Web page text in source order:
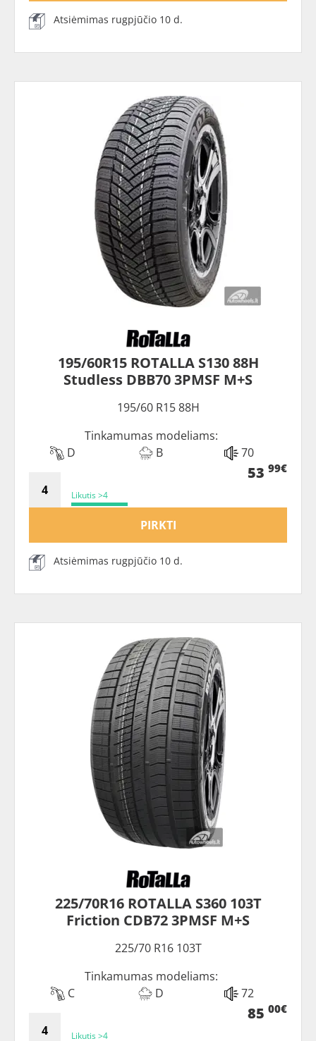
Atsiėmimas rugpjūčio 10 d.
195/60R15 ROTALLA S130 88H
Studless DBB70 3PMSF M+S
195/60 R15 88H
Tinkamumas modeliams:
D
B 70
Likutis >4
53 99€
PIRKTI
Atsiėmimas rugpjūčio 10 d.
225/70R16 ROTALLA S360 103T
Friction CDB72 3PMSF M+S
225/70 R16 103T
Tinkamumas modeliams:
C
D 72
Likutis >4
85 00€